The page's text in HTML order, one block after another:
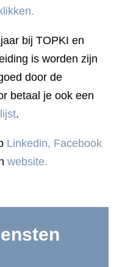
bij TOPKI en
is worden zijn
door de
betaal je ook een
.
Linkedin, Facebook
website.